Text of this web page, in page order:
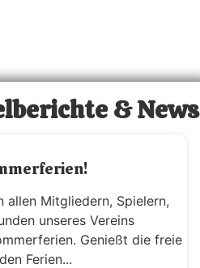
& News
allen Mitgliedern, Spielern,
unseres Vereins
Genießt die freie
Ferien...